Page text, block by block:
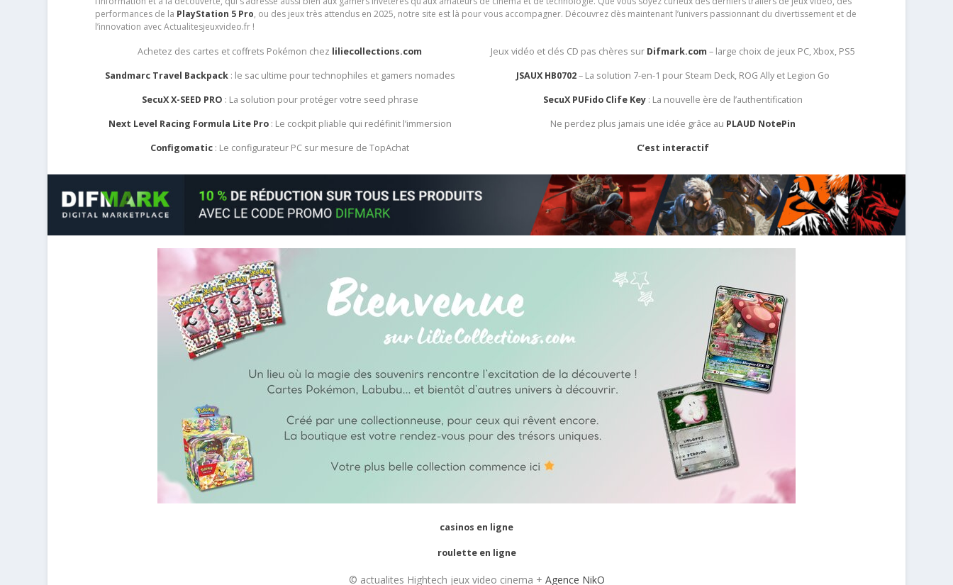
performances de la PlayStation 5 Pro, ou des jeux très attendus en 2025, notre site est là pour vous accompagner. Découvrez dès maintenant l’univers passionnant du divertissement et de
l’innovation avec Actualitesjeuxvideo.fr !
Achetez des cartes et coffrets Pokémon chez liliecollections.com
Sandmarc Travel Backpack: le sac ultime pour technophiles et gamers nomades
SecuX X-SEED PRO : La solution pour protéger votre seed phrase
Next Level Racing Formula Lite Pro: Le cockpit pliable qui redéfinit l’immersion
Configomatic : Le configurateur PC sur mesure de TopAchat
Jeux vidéo et clés CD pas chères sur Difmark.com – large choix de jeux PC, Xbox, PS5
JSAUX HB0702– La solution 7-en-1 pour Steam Deck, ROG Ally et Legion Go
SecuX PUFido Clife Key : La nouvelle ère de l’authentification
Ne perdez plus jamais une idée grâce au PLAUD NotePin
C’est interactif
casinos en ligne
roulette en ligne
© actualites Hightech jeux video cinema + Agence NikO